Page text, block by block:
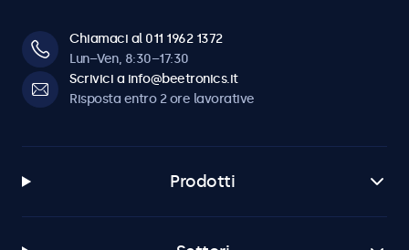
Chiamaci al 011 1962 1372
Lun–Ven, 8:30–17:30
Scrivici a info@beetronics.it
Risposta entro 2 ore lavorative
Prodotti